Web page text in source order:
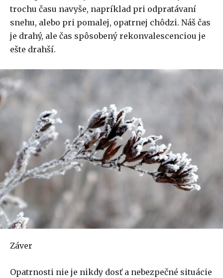
trochu času navyše, napríklad pri odpratávaní
snehu, alebo pri pomalej, opatrnej chôdzi. Náš čas
je drahý, ale čas spôsobený rekonvalescenciou je
ešte drahší.
Záver
Opatrnosti nie je nikdy dosť a nebezpečné situácie